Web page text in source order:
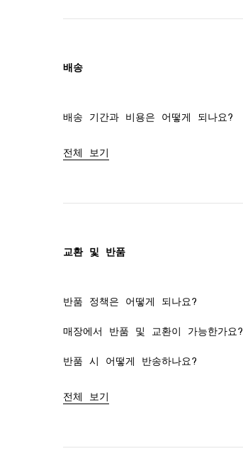
배송
배송 기간과 비용은 어떻게 되나요?
전체 보기
교환 및 반품
반품 정책은 어떻게 되나요?
매장에서 반품 및 교환이 가능한가요?
반품 시 어떻게 반송하나요?
전체 보기